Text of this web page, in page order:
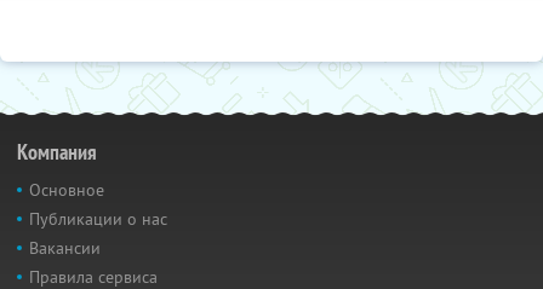
Компания
Основное
Публикации о нас
Вакансии
Правила сервиса